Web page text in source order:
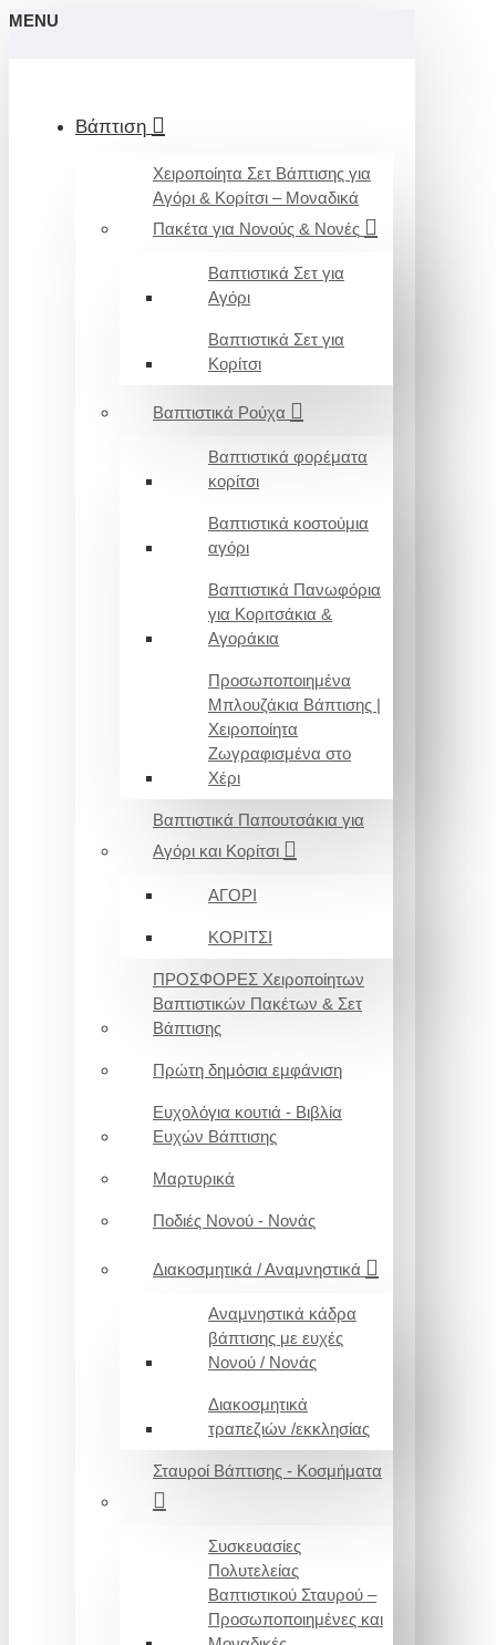
MENU
Βάπτιση
Χειροποίητα Σετ Βάπτισης για
Αγόρι & Κορίτσι – Μοναδικά
Πακέτα για Νονούς & Νονές
Βαπτιστικά Σετ για
Αγόρι
Βαπτιστικά Σετ για
Κορίτσι
Βαπτιστικά Ρούχα
Βαπτιστικά φορέματα
κορίτσι
Βαπτιστικά κοστούμια
αγόρι
Βαπτιστικά Πανωφόρια
για Κοριτσάκια &
Αγοράκια
Προσωποποιημένα
Μπλουζάκια Βάπτισης |
Χειροποίητα
Ζωγραφισμένα στο
Χέρι
Βαπτιστικά Παπουτσάκια για
Αγόρι και Κορίτσι
ΑΓΟΡΙ
ΚΟΡΙΤΣΙ
ΠΡΟΣΦΟΡΕΣ Χειροποίητων
Βαπτιστικών Πακέτων & Σετ
Βάπτισης
Πρώτη δημόσια εμφάνιση
Ευχολόγια κουτιά - Βιβλία
Ευχών Βάπτισης
Μαρτυρικά
Ποδιές Νονού - Νονάς
Διακοσμητικά / Αναμνηστικά
Αναμνηστικά κάδρα
βάπτισης με ευχές
Νονού / Νονάς
Διακοσμητικά
τραπεζιών /εκκλησίας
Σταυροί Βάπτισης - Κοσμήματα
Συσκευασίες
Πολυτελείας
Βαπτιστικού Σταυρού –
Προσωποποιημένες και